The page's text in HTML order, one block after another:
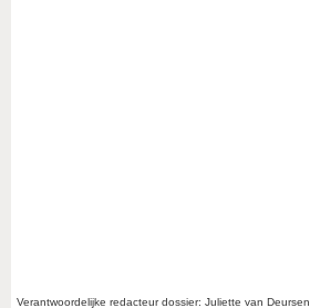
Verantwoordelijke redacteur dossier: Juliette van Deursen